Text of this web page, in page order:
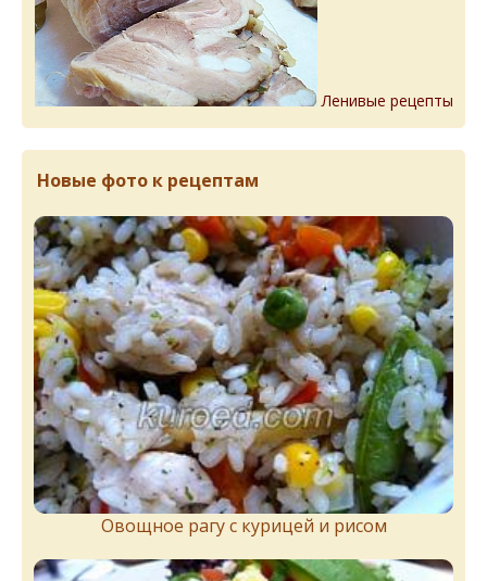
Ленивые рецепты
Новые фото к рецептам
Овощное рагу с курицей и рисом